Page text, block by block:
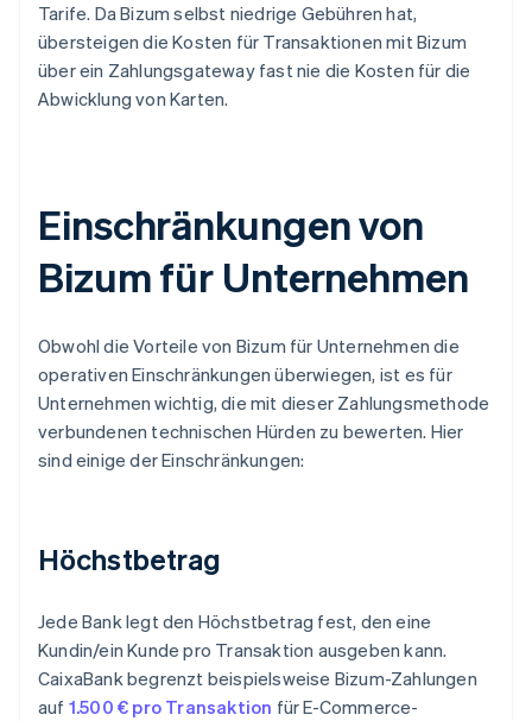
Tarife. Da Bizum selbst niedrige Gebühren hat,
übersteigen die Kosten für Transaktionen mit Bizum
über ein Zahlungsgateway fast nie die Kosten für die
Abwicklung von Karten.
Einschränkungen von
Bizum für Unternehmen
Obwohl die Vorteile von Bizum für Unternehmen die
operativen Einschränkungen überwiegen, ist es für
Unternehmen wichtig, die mit dieser Zahlungsmethode
verbundenen technischen Hürden zu bewerten. Hier
sind einige der Einschränkungen:
Höchstbetrag
Jede Bank legt den Höchstbetrag fest, den eine
Kundin/ein Kunde pro Transaktion ausgeben kann.
CaixaBank begrenzt beispielsweise Bizum-Zahlungen
auf 1.500 € pro Transaktion für E-Commerce-